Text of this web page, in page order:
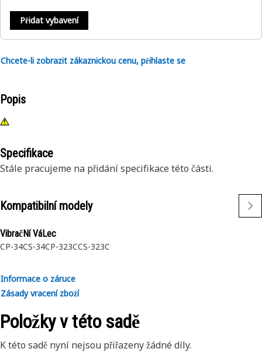
Přidat vybavení
Chcete-li zobrazit zákaznickou cenu, přihlaste se
Popis
Specifikace
Stále pracujeme na přidání specifikace této části.
Kompatibilní modely
VibračNí VáLec
CP-34CS-34CP-323CCS-323C
Informace o záruce
Zásady vracení zboží
Položky v této sadě
K této sadě nyní nejsou přiřazeny žádné díly.